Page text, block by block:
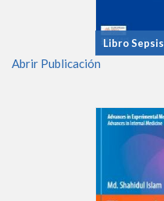
Libro Sepsis
Abrir Publicación